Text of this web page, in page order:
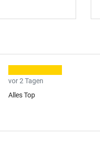
vor 2 Tagen
Alles Top